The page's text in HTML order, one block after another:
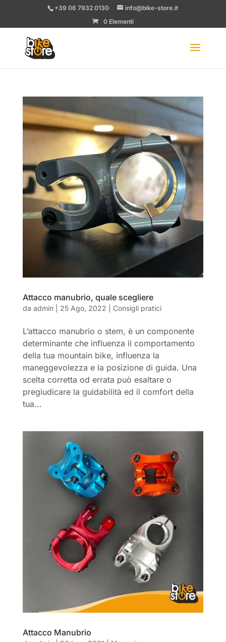
+39 06 7932 0130
info@bike-store.it
0 Elementi
Attacco manubrio, quale scegliere
da admin| 25 Ago, 2022 Consigli pratici
L’attacco manubrio o stem, è un componente
determinante che influenza il comportamento
della tua mountain bike, influenza la
maneggevolezza e la posizione di guida. Una
scelta corretta od errata può esaltare o
pregiudicare la guidabilità ed il comfort della
tua...
Attacco Manubrio